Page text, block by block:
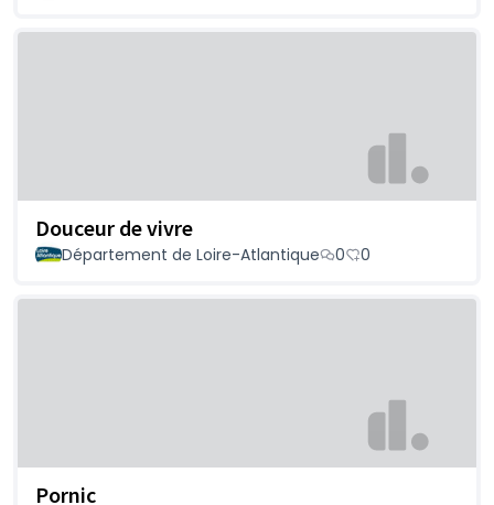
Douceur de vivre
Département de Loire-Atlantique 0 0
Pornic